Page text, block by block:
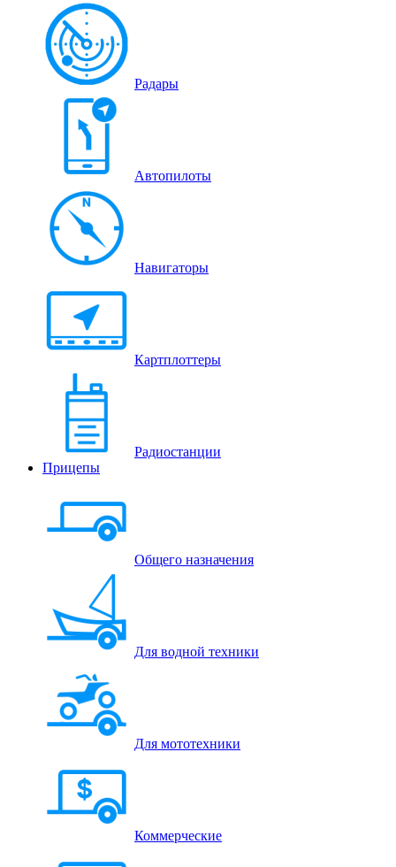
Радары
Автопилоты
Навигаторы
Картплоттеры
Радиостанции
Прицепы
Общего назначения
Для водной техники
Для мототехники
Коммерческие